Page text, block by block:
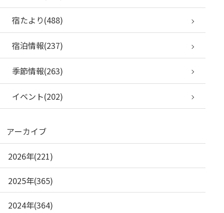
宿たより(488)
宿泊情報(237)
季節情報(263)
イベント(202)
アーカイブ
2026年(221)
2025年(365)
2024年(364)